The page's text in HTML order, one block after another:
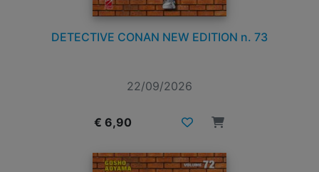
DETECTIVE CONAN NEW EDITION n. 73
22/09/2026
€ 6,90